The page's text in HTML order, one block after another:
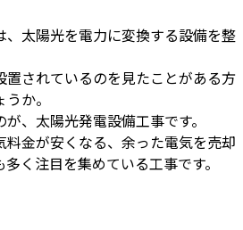
、太陽光を電力に変換する設備を整
されているのを見たことがある方
か。
、太陽光発電設備工事です。
料金が安くなる、余った電気を売却
く注目を集めている工事です。